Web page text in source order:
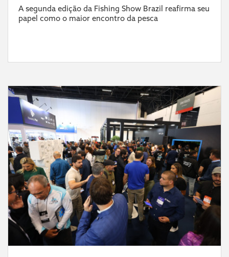
A segunda edição da Fishing Show Brazil reafirma seu
papel como o maior encontro da pesca